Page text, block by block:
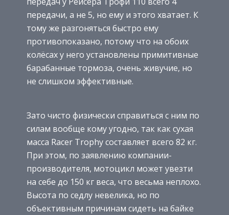
передачи, а не 5, но ему и этого хватает. К
тому же разгоняться быстро ему
противопоказано, потому что на обоих
колёсах у него установлены примитивные
барабанные тормоза, очень живучие, но
не слишком эффективные.
Зато чисто физически справиться с ним по
силам вообще кому угодно, так как сухая
масса Racer Trophy составляет всего 82 кг.
При этом, по заявлению компании-
производителя, мотоцикл может увезти
на себе до 150 кг веса, что весьма неплохо.
Высота по седлу невелика, но по
объективным причинам сидеть на байке